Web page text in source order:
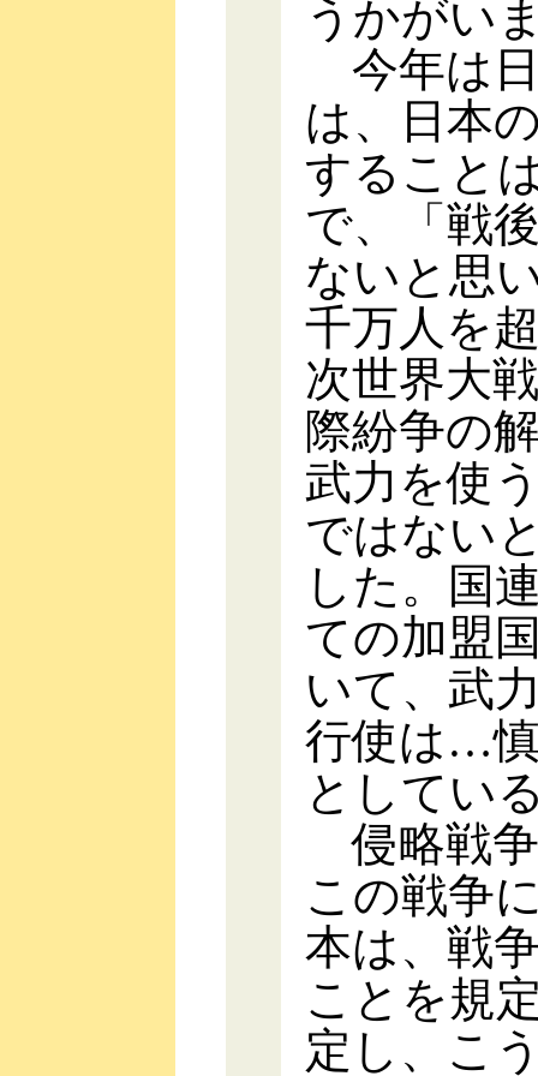
うかがい
今年は日
は、日本
すること
で、「戦
ないと思
千万人を
次世界大
際紛争の
武力を使
ではない
した。国
ての加盟
いて、武
行使は…
としてい
侵略戦
この戦争
本は、戦
ことを規
定し、こ